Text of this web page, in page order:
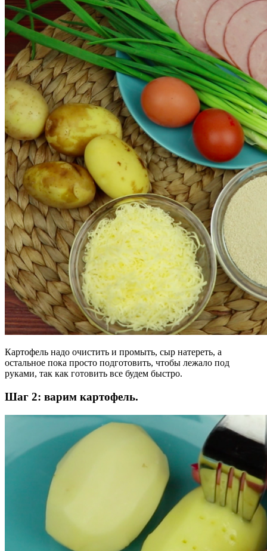
Картофель надо очистить и промыть, сыр натереть, а
остальное пока просто подготовить, чтобы лежало под
руками, так как готовить все будем быстро.
Шаг 2: варим картофель.